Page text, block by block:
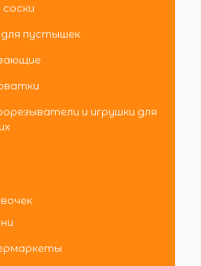
пустышек
и игрушки для